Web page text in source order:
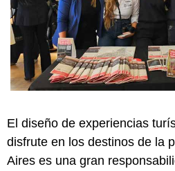
El diseño de experiencias
disfrute en los destinos de la
Aires es una gran